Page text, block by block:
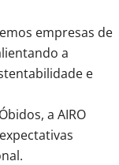
empresas de
a
e
a AIRO